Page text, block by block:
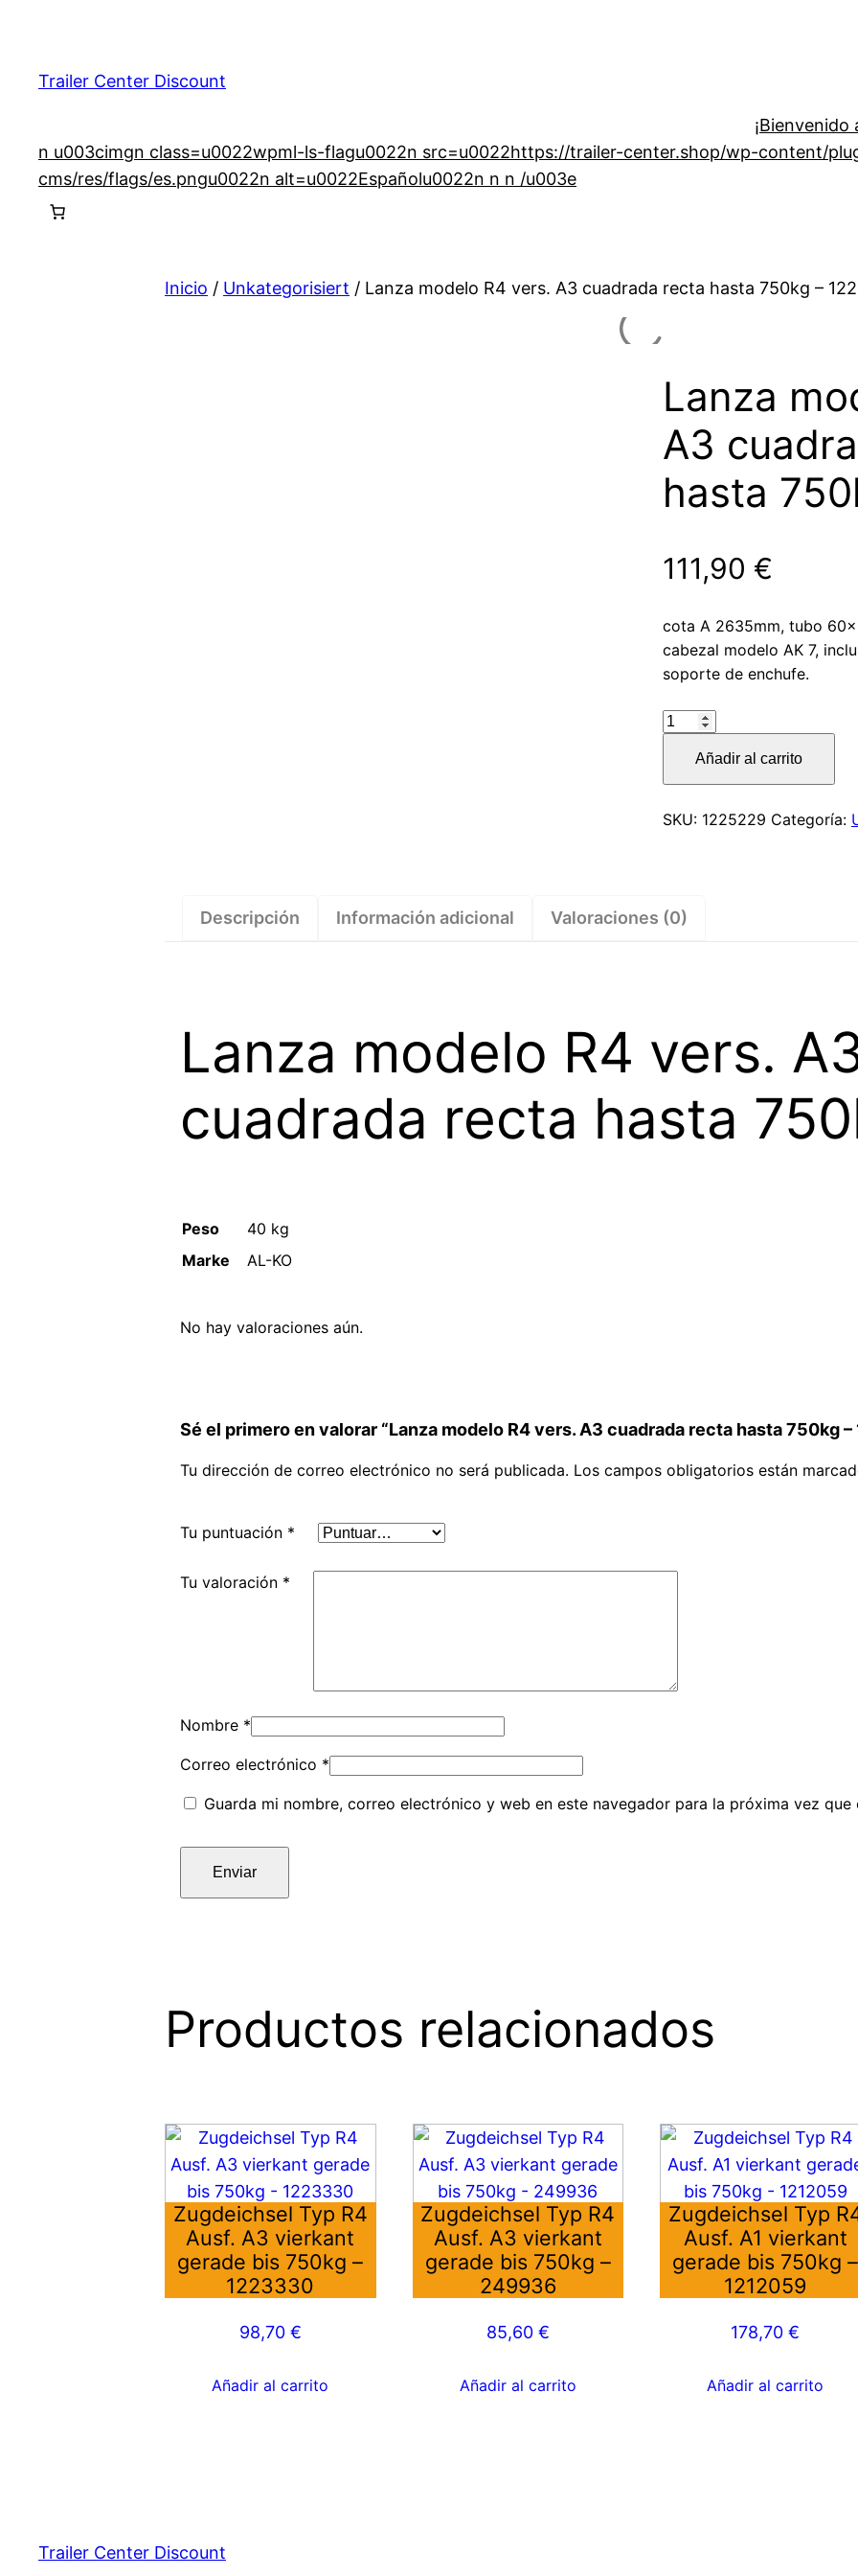
contenido
Trailer Center Discount
¡Bienvenido
n u003cimgn class=u0022wpml-ls-flagu0022n src=u0022https://trailer-center.shop/wp-content/
cms/res/flags/es.pngu0022n alt=u0022Españolu0022n n n /u003e
Inicio / Unkategorisiert / Lanza modelo R4 vers. A3 cuadrada recta hasta 750kg –
Lanza
A3
hasta
111,90 €
cota A 2635mm, tubo
cabezal modelo AK 7,
soporte de enchufe.
Lanza
vers.
A3
750kg
Añadir al carrito
SKU: 1225229 Categoría:
Descripción Información adicional Valoraciones (0)
Lanza modelo R4 vers.
cuadrada recta hasta
Peso
40 kg
Marke
AL-KO
No hay valoraciones aún.
Sé el primero en valorar “Lanza modelo R4 vers. A3 cuadrada recta hasta 750kg –
Tu dirección de correo electrónico no será publicada. Los campos obligatorios están
Tu puntuación *
Tu valoración *
Nombre *
Correo electrónico *
Guarda mi nombre, correo electrónico y web en este navegador para la próxima vez que
Productos relacionados
Zugdeichsel Typ R4
Ausf. A3 vierkant
gerade bis 750kg –
1223330
98,70 €
Añadir al carrito
Zugdeichsel Typ R4
Ausf. A3 vierkant
gerade bis 750kg –
249936
85,60 €
Añadir al carrito
Zugdeichsel Typ
Ausf. A1 vierkant
gerade bis 750kg –
1212059
178,70€
Añadir al carrito
Trailer Center Discount